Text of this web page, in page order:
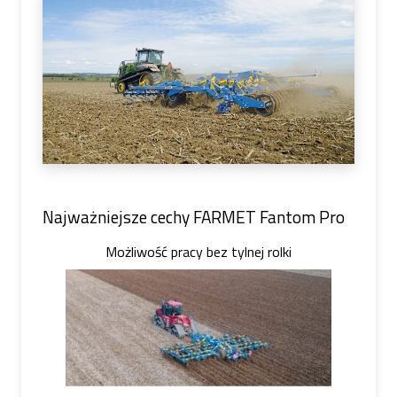
Najważniejsze cechy FARMET Fantom Pro
Możliwość pracy bez tylnej rolki